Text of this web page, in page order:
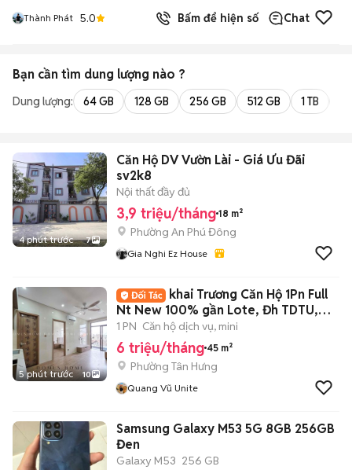
Thành Phát 5.0 Bấm để hiện số Chat
Bạn cần tìm dung lượng nào ?
Dung lượng: 64 GB 128 GB 256 GB 512 GB 1 TB
4 phút trước 7
Căn Hộ DV Vườn Lài - Giá Ưu Đãi
sv2k8
Nội thất đầy đủ
3,9 triệu/tháng 18 m²
Phường An Phú Đông
Gia Nghi Ez House
5 phút trước 10
khai Trương Căn Hộ 1Pn Full
Nt New 100% gần Lote, Đh TDTU,
Rmit, UFM
1 PN Căn hộ dịch vụ, mini
6 triệu/tháng 45 m²
Phường Tân Hưng
Quang Vũ Unite
Samsung Galaxy M53 5G 8GB 256GB
Đen
Galaxy M53 256 GB